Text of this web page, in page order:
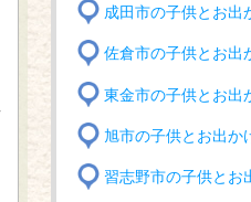
成田市の子供とお出
佐倉市の子供とお出
東金市の子供とお出
旭市の子供とお出か
習志野市の子供とお